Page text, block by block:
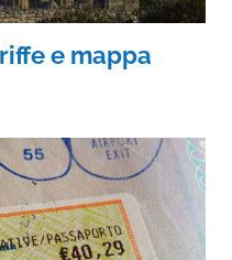
e mappa